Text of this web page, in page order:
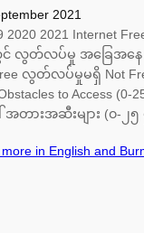
2021
2020 2021 Internet
င် လွတ်လပ်မှု အခြေအနေ
လွတ်လပ်မှုမရှိ Not
to Access (0-
အတားအဆီးများ (၀-၂၅
in English and